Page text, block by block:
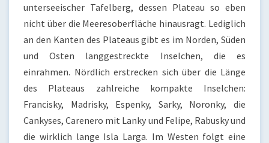
unterseeischer Tafelberg, dessen Plateau so eben
nicht über die Meeresoberfläche hinausragt. Lediglich
an den Kanten des Plateaus gibt es im Norden, Süden
und Osten langgestreckte Inselchen, die es
einrahmen. Nördlich erstrecken sich über die Länge
des Plateaus zahlreiche kompakte Inselchen:
Francisky, Madrisky, Espenky, Sarky, Noronky, die
Cankyses, Carenero mit Lanky und Felipe, Rabusky und
die wirklich lange Isla Larga. Im Westen folgt eine